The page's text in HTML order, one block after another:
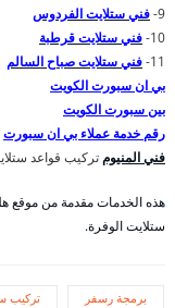
9- فني ستلايت الفردوس
10- فني ستلايت قرطبة
11- فني ستلايت صباح السالم
بي ان سبورت الكويت
بين سبورت الكويت
رقم خدمة عملاء بي ان سبورت
فني المنيومتركيب قواعد
هذه الخدمات مقدمة من موقع
ستلايت الوفرة.
برمجة رسفر تركيب